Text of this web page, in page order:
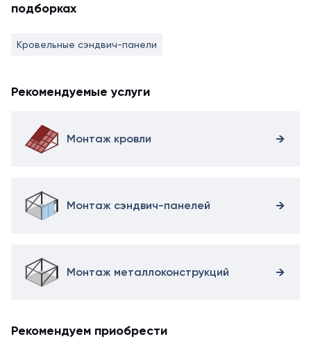
подборках
Кровельные сэндвич-панели
Рекомендуемые услуги
Монтаж кровли
Монтаж сэндвич-панелей
Монтаж металлоконструкций
Рекомендуем приобрести